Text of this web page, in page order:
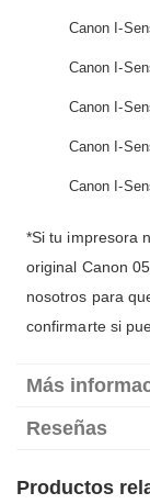
Canon I-
Canon I-
Canon I-
Canon I-
Canon I-
*Si tu impresora
original Canon
nosotros para
confirmarte si
Más
Reseñas
Productos